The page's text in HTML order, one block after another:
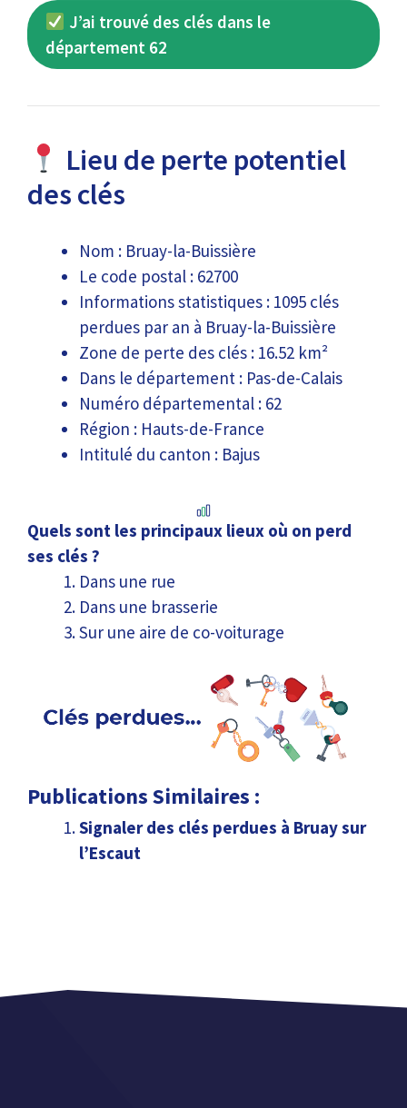
J’ai trouvé des clés dans le
département 62
Lieu de perte potentiel
des clés
Nom : Bruay-la-Buissière
Le code postal : 62700
Informations statistiques : 1095 clés
perdues par an à Bruay-la-Buissière
Zone de perte des clés : 16.52 km²
Dans le département : Pas-de-Calais
Numéro départemental : 62
Région : Hauts-de-France
Intitulé du canton : Bajus
Quels sont les principaux lieux où on perd
ses clés ?
Dans une rue
Dans une brasserie
Sur une aire de co-voiturage
Publications Similaires :
Signaler des clés perdues à Bruay sur
l’Escaut